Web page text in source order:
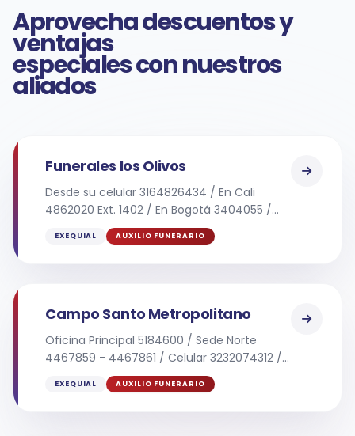
Aprovecha descuentos y
ventajas
especiales con nuestros
aliados
Funerales los Olivos
Desde su celular 3164826434 / En Cali
4862020 Ext. 1402 / En Bogotá 3404055 /
Línea a nivel Nacional 01-8000-911-134
EXEQUIAL AUXILIO FUNERARIO
Campo Santo Metropolitano
Oficina Principal 5184600 / Sede Norte
4467859 - 4467861 / Celular 3232074312 /
3174408919
EXEQUIAL AUXILIO FUNERARIO